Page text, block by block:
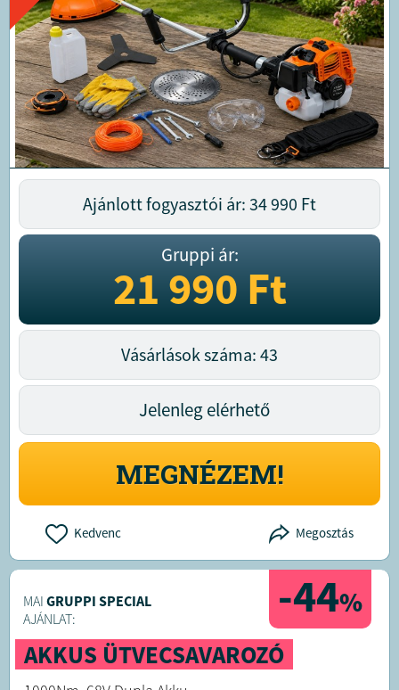
Ajánlott fogyasztói ár: 34 990 Ft
Gruppi ár:
21 990Ft
Vásárlások száma: 43
Jelenleg elérhető
MEGNÉZEM!
Kedvenc Megosztás
-44%
MAI GRUPPI SPECIAL
AJÁNLAT:
AKKUS ÜTVECSAVAROZÓ